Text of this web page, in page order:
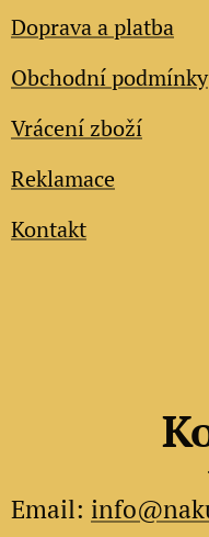
Doprava a platba
Obchodní podmínky
Vrácení zboží
Reklamace
Kontakt
Email: